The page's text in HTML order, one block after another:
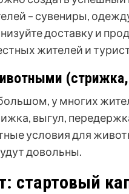
– сувениры,
доставку и
жителей и
у многих
выгул,
условия для
довольны.
стартовый